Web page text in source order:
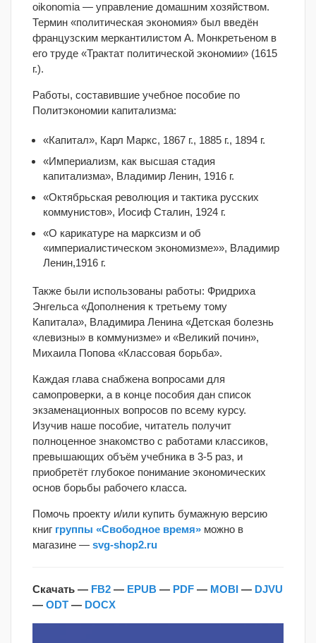
oikonomia — управление домашним хозяйством.
Термин «политическая экономия» был введён
французским меркантилистом А. Монкретьеном в
его труде «Трактат политической экономии» (1615
г.).
Работы, составившие учебное пособие по
Политэкономии капитализма:
«Капитал», Карл Маркс, 1867 г., 1885 г., 1894 г.
«Империализм, как высшая стадия
капитализма», Владимир Ленин, 1916 г.
«Октябрьская революция и тактика русских
коммунистов», Иосиф Сталин, 1924 г.
«О карикатуре на марксизм и об
«империалистическом экономизме»», Владимир
Ленин,1916 г.
Также были использованы работы: Фридриха
Энгельса «Дополнения к третьему тому
Капитала», Владимира Ленина «Детская болезнь
«левизны» в коммунизме» и «Великий почин»,
Михаила Попова «Классовая борьба».
Каждая глава снабжена вопросами для
самопроверки, а в конце пособия дан список
экзаменационных вопросов по всему курсу.
Изучив наше пособие, читатель получит
полноценное знакомство с работами классиков,
превышающих объём учебника в 3-5 раз, и
приобретёт глубокое понимание экономических
основ борьбы рабочего класса.
Помочь проекту и/или купить бумажную версию
книг группы «Свободное время» можно в
магазине — svg-shop2.ru
Скачать — FB2 — EPUB — PDF — MOBI — DJVU
— ODT — DOCX